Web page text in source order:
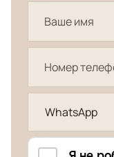
WhatsApp